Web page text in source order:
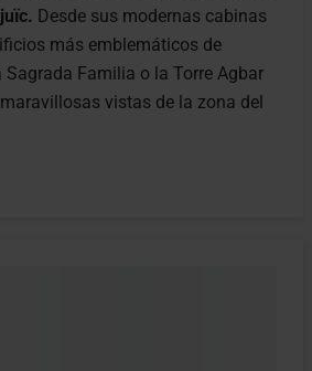
Desde sus modernas cabinas
más emblemáticos de
Sagrada Familia o la Torre Agbar
vistas de la zona del